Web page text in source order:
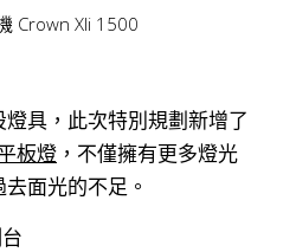
Crown Xli 1500
板燈 ，不僅擁有更多燈光
面光的不足。